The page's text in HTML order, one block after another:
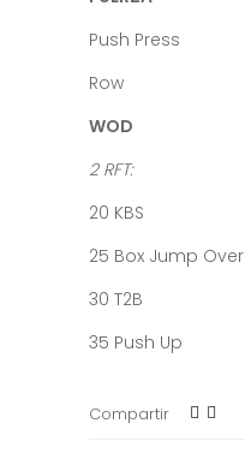
Push Press
Row
WOD
2 RFT:
20 KBS
25 Box Jump Over
30 T2B
35 Push Up
Compartir